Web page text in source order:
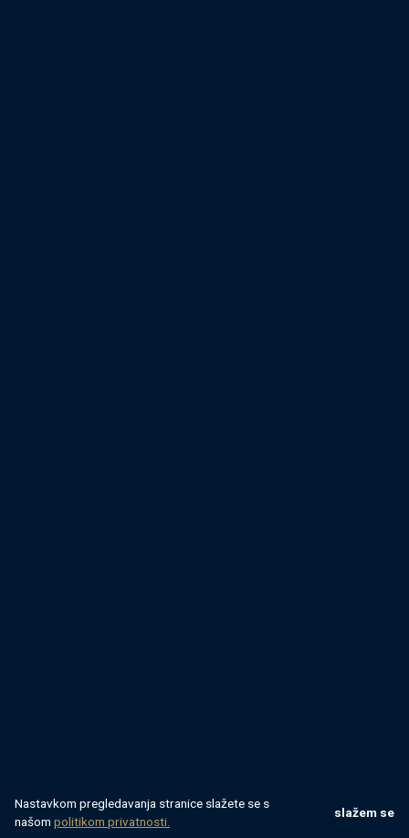
Nastavkom pregledavanja stranice slažete se s
našom politikom privatnosti.
slažem se